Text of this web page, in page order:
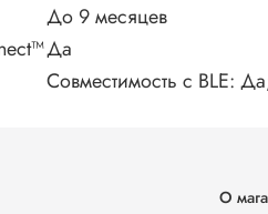
До 9 месяцев
Да
Совместимость с BLE:
О